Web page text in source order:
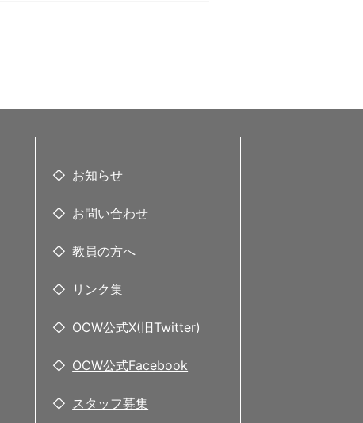
お知らせ
お問い合わせ
教員の方へ
リンク集
OCW公式X(旧Twitter)
OCW公式Facebook
スタッフ募集